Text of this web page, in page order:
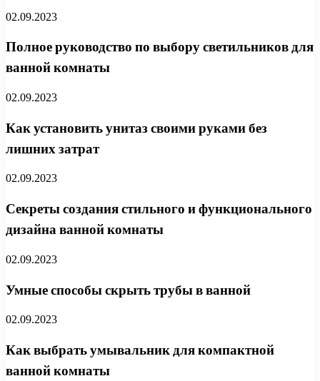
02.09.2023
Полное руководство по выбору светильников для
ванной комнаты
02.09.2023
Как установить унитаз своими руками без
лишних затрат
02.09.2023
Секреты создания стильного и функционального
дизайна ванной комнаты
02.09.2023
Умные способы скрыть трубы в ванной
02.09.2023
Как выбрать умывальник для компактной
ванной комнаты